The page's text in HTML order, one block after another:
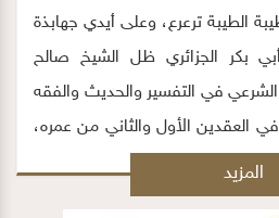
الطيبة ترعرع، وعلى أيدي جهابذة
بكر الجزائري ظل الشيخ صالح
في التفسير والحديث والفقه
العقدين الأول والثاني من عمره،
المعرفة التي كانت تملأ جنبات
بعظمة المكان متسلحاً بدوافع إيمانية
المزيد